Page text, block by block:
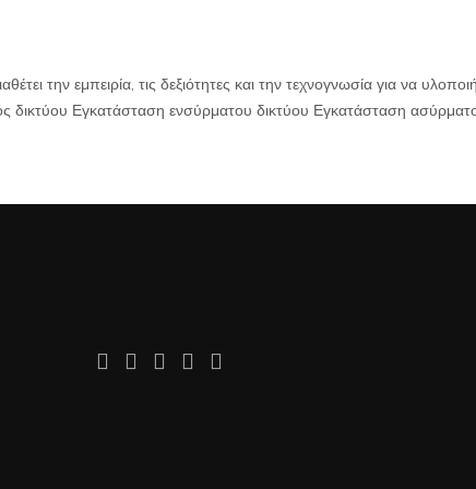
την εμπειρία, τις δεξιότητες και την τεχνογνωσία για να
δικτύου Εγκατάσταση ενσύρματου δικτύου Εγκατάσταση